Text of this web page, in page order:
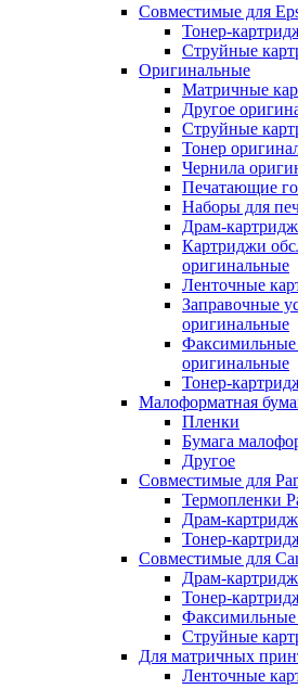
Совместимые для
Тонер-
Струйные
Оригинальные
Матричные
Другое
Струйные
Тонер
Чернила
Печатающие
Наборы для
Драм-
Картриджи
оригинальные
Ленточные
Заправочные
оригинальные
Факсимильные
оригинальные
Тонер-
Малоформатная
Пленки
Бумага
Другое
Совместимые для
Термопленки
Драм-
Тонер-
Совместимые для
Драм-
Тонер-
Факсимильные
Струйные
Для матричных
Ленточные